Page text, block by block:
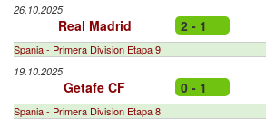
26.10.2025
Real Madrid 2 - 1
Spania - Primera Division Etapa 9
19.10.2025
Getafe CF 0 - 1
Spania - Primera Division Etapa 8